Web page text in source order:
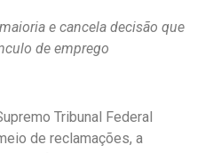
e cancela decisão que
de emprego
Tribunal Federal
de reclamações, a